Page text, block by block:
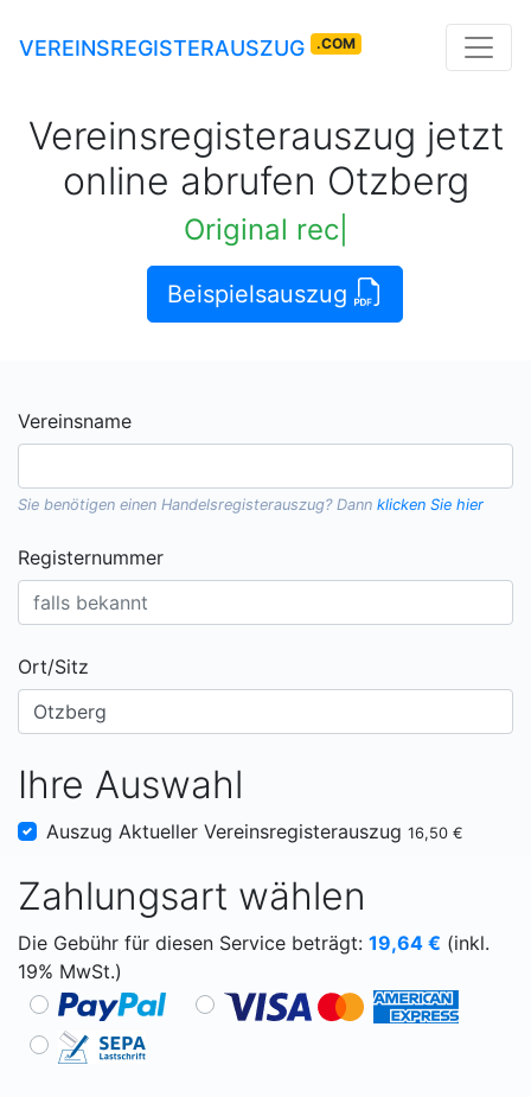
VEREINSREGISTERAUSZUG .COM
Vereinsregisterauszug jetzt
online abrufen Otzberg
Original rechtskräftige Ausz
Beispielsauszug
Vereinsname
Sie benötigen einen Handelsregisterauszug? Dann klicken Sie hier
Registernummer
Ort/Sitz
Ihre Auswahl
Auszug Aktueller Vereinsregisterauszug 16,50 €
Zahlungsart wählen
Die Gebühr für diesen Service beträgt: 19,64 € (inkl.
19% MwSt.)